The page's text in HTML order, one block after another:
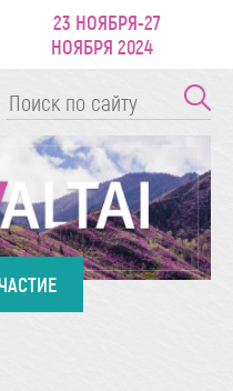
23 НОЯБРЯ-27
НОЯБРЯ 2024